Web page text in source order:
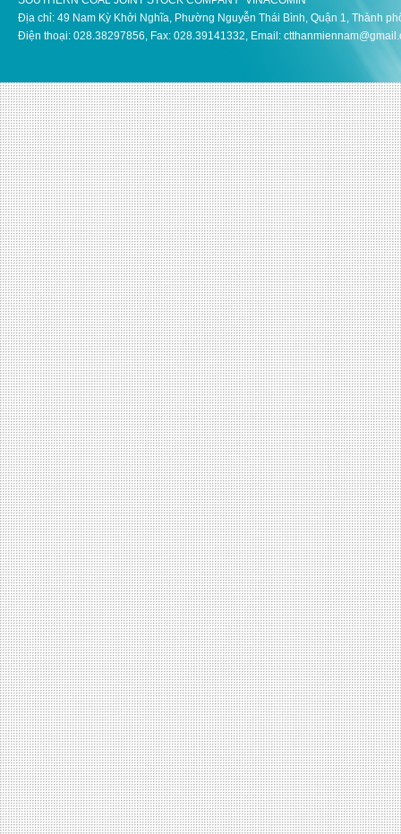
Địa chỉ: 49 Nam Kỳ Khởi Nghĩa, Phường Nguyễn Thái Bình, Quận 1, Thành
Điện thoại: 028.38297856, Fax: 028.39141332, Email: